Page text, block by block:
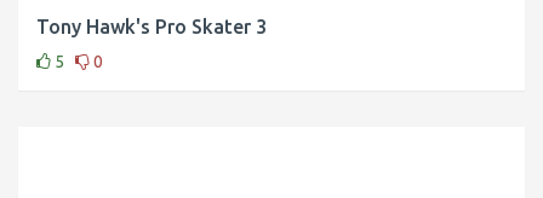
Tony Hawk's Pro Skater 3
5 0